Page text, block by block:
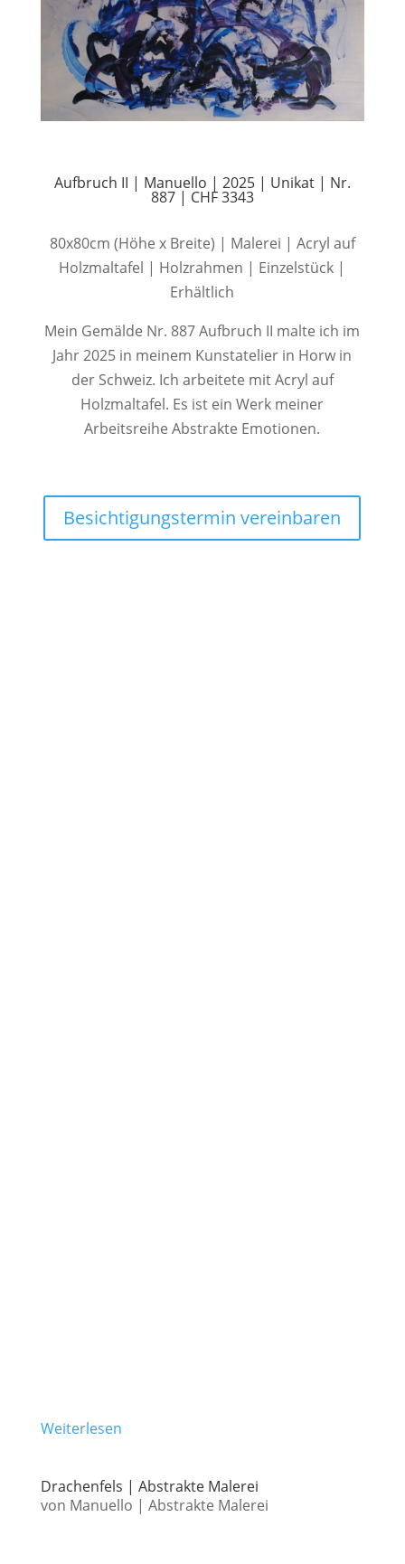
Aufbruch II | Manuello | 2025 | Unikat | Nr.
887 | CHF 3343
80x80cm (Höhe x Breite) | Malerei | Acryl auf
Holzmaltafel | Holzrahmen | Einzelstück |
Erhältlich
Mein Gemälde Nr. 887 Aufbruch II malte ich im
Jahr 2025 in meinem Kunstatelier in Horw in
der Schweiz. Ich arbeitete mit Acryl auf
Holzmaltafel. Es ist ein Werk meiner
Arbeitsreihe Abstrakte Emotionen.
Besichtigungstermin vereinbaren
Weiterlesen
Drachenfels | Abstrakte Malerei
von Manuello | Abstrakte Malerei